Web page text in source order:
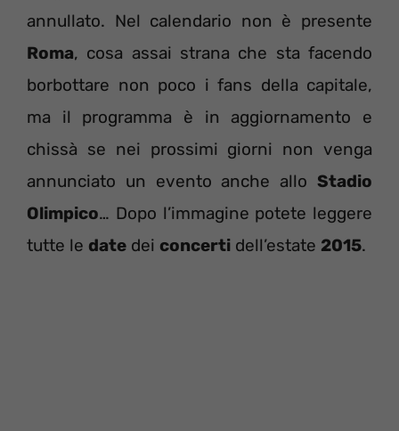
annullato. Nel calendario non è presente
Roma, cosa assai strana che sta facendo
borbottare non poco i fans della capitale,
ma il programma è in aggiornamento e
chissà se nei prossimi giorni non venga
annunciato un evento anche allo Stadio
Olimpico… Dopo l’immagine potete leggere
tutte le date dei concerti dell’estate 2015.